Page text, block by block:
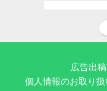
広告出
個人情報のお取り扱